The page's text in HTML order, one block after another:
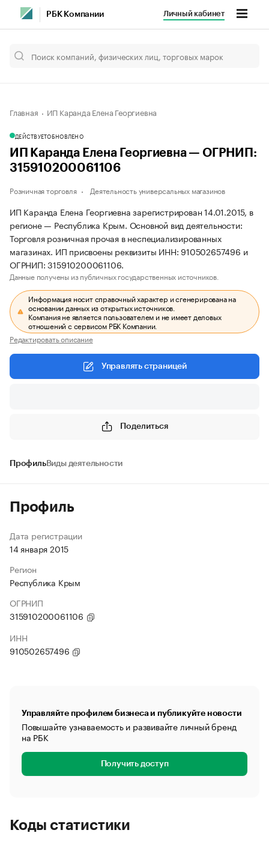
РБК Компании Личный кабинет
Главная ИП Каранда Елена Георгиевна
ДЕЙСТВУЕТОБНОВЛЕНО
ИП Каранда Елена Георгиевна — ОГРНИП:
315910200061106
Розничная торговля Деятельность универсальных магазинов
ИП Каранда Елена Георгиевна зарегистрирован 14.01.2015, в
регионе — Республика Крым. Основной вид деятельности:
Торговля розничная прочая в неспециализированных
магазинах. ИП присвоены реквизиты ИНН: 910502657496 и
ОГРНИП: 315910200061106.
Данные получены из публичных государственных источников.
Информация носит справочный характер и сгенерирована на
основании данных из открытых источников.
Компания не является пользователем и не имеет деловых
отношений с сервисом РБК Компании.
Редактировать описание
Управлять страницей
Поделиться
ПрофильВиды деятельности
Профиль
Дата регистрации
14 января 2015
Регион
Республика Крым
ОГРНИП
315910200061106
ИНН
910502657496
Управляйте профилем бизнеса и публикуйте новости
Повышайте узнаваемость и развивайте личный бренд
на РБК
Получить доступ
Коды статистики